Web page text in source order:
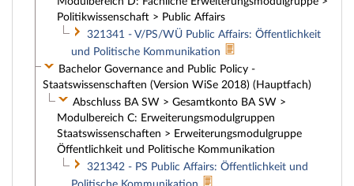
Politikwissenschaft > Public Affairs
321341 - V/PS/WÜ Public Affairs: Öffentlichkeit
und Politische Kommunikation
Bachelor Governance and Public Policy -
Staatswissenschaften (Version WiSe 2018) (Hauptfach)
Abschluss BA SW > Gesamtkonto BA SW >
Modulbereich C: Erweiterungsmodulgruppen
Staatswissenschaften > Erweiterungsmodulgruppe
Öffentlichkeit und Politische Kommunikation
321342 - PS Public Affairs: Öffentlichkeit und